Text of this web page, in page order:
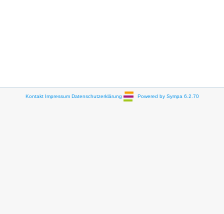
Kontakt Impressum Datenschutzerklärung Powered by Sympa 6.2.70